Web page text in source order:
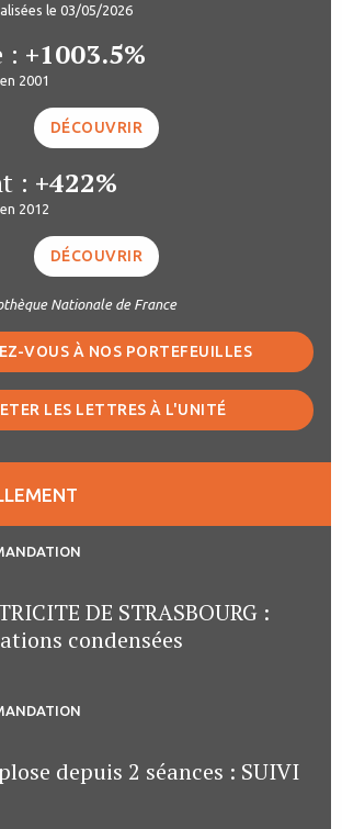
le 03/05/2026
: +1003.5%
2001
DÉCOUVRIR
: +422%
2012
DÉCOUVRIR
Nationale de France
VOUS À NOS PORTEFEUILLES
LES LETTRES À L'UNITÉ
DE STRASBOURG :
condensées
depuis 2 séances : SUIVI